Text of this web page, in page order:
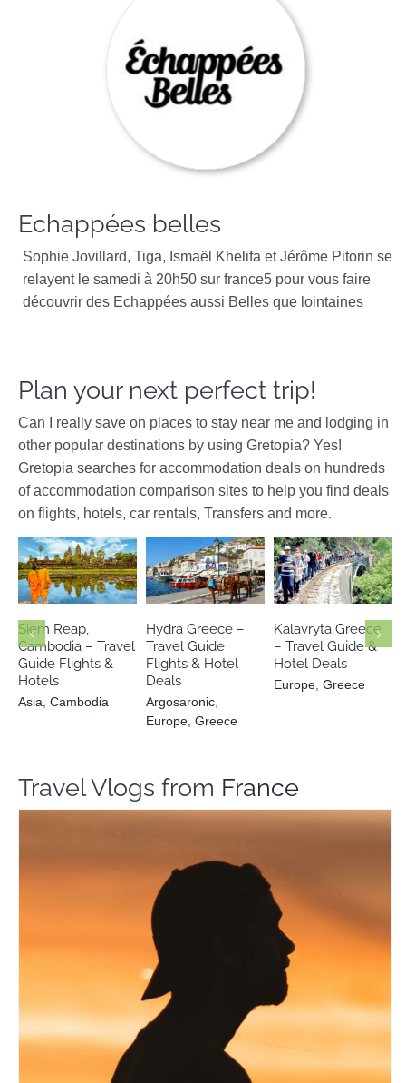
Echappées belles
Sophie Jovillard, Tiga, Ismaël Khelifa et Jérôme Pitorin se
relayent le samedi à 20h50 sur france5 pour vous faire
découvrir des Echappées aussi Belles que lointaines
Plan your next perfect trip!
Can I really save on places to stay near me and lodging in
other popular destinations by using Gretopia? Yes!
Gretopia searches for accommodation deals on hundreds
of accommodation comparison sites to help you find deals
on flights, hotels, car rentals, Transfers and more.
Asia
Cambodia
Siem Reap,
Cambodia – Travel
Guide Flights &
Hotels
Asia Cambodia
Argosaronic
Europe
Hydra Greece –
Travel Guide
Flights & Hotel
Deals
Argosaronic
Europe Greece
Europe
Greece
Kalavryta Greece
– Travel Guide &
Hotel Deals
Europe Greece
Travel Vlogs from France
Bruno Maltor
Travel Vloggers